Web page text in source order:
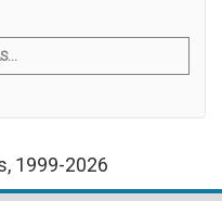
1999-2026